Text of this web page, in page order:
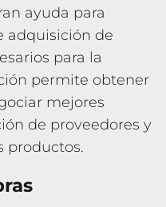
ayuda para
adquisición de
para la
permite obtener
mejores
de proveedores y
productos.